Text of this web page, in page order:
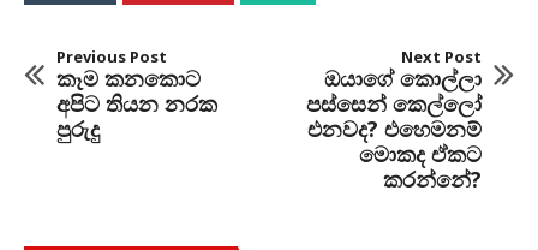
Previous Post
කෑම කනකොට
අපිට තියන නරක
පුරුදු
Next Post
ඔයාගේ කොල්ලා
පස්සෙන් කෙල්ලෝ
එනවද? එහෙමනම්
මොකද ඒකට
කරන්නේ?